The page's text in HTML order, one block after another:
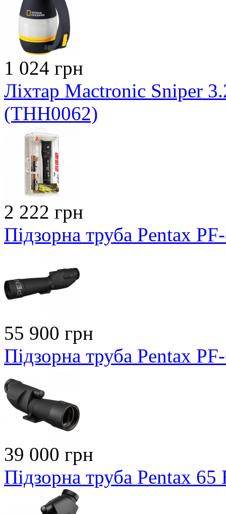
1 024 грн
Ліхтар Mactronic Sniper
(THH0062)
2 222 грн
Підзорна труба Pentax
55 900 грн
Підзорна труба Pentax
39 000 грн
Підзорна труба Pentax